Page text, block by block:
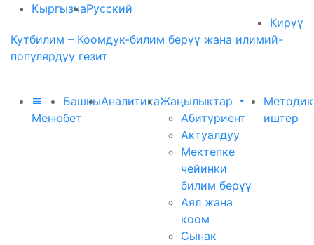
КыргызчаРусский
Кирүү
Кутбилим – Коомдук-билим берүү жана илимий-
популярдуу гезит
Меню
Башкы
бет
АналитикаЖаңылыктар
Абитуриент
Актуалдуу
Мектепке
чейинки
билим берүү
Аял жана
коом
Сынак
иштер